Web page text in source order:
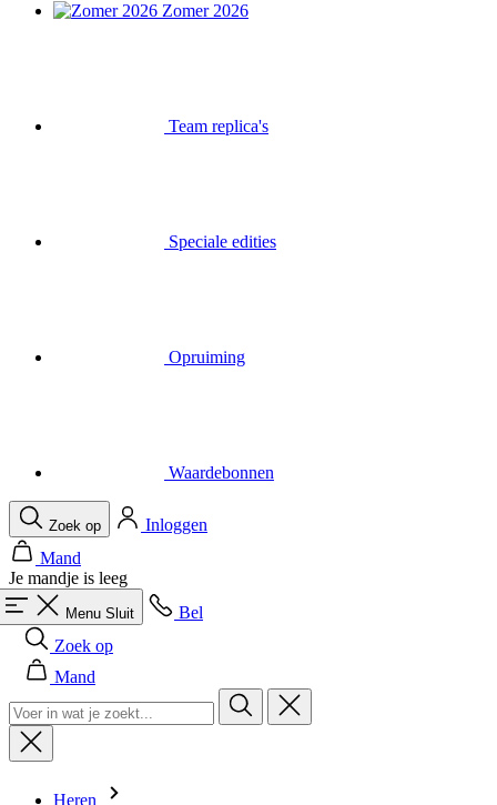
Zomer 2026
Je mandje is leeg
Menu Sluit
Bel
Zoek op
Mand
Heren
Alles in categorie Heren